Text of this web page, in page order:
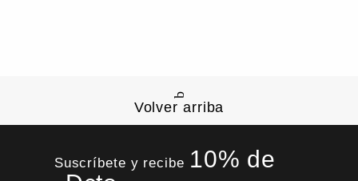
Volver arriba
Suscríbete y recibe 10% de